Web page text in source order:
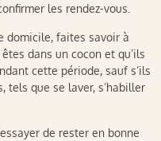
les rendez-vous.
domicile, faites savoir à
dans un cocon et qu’ils
cette période, sauf s’ils
tels que se laver, s’habiller
de rester en bonne